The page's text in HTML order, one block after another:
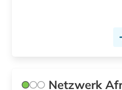
Ungarn (2)
Netzwerk